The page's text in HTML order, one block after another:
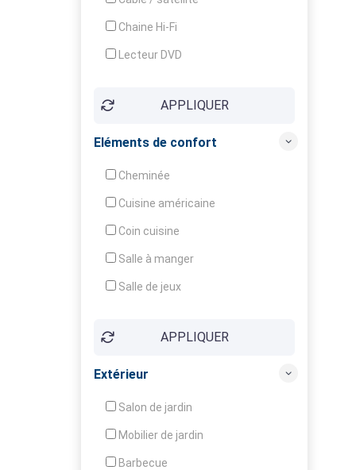
Chaine Hi-Fi
Lecteur DVD
APPLIQUER
Eléments de confort
Cheminée
Cuisine américaine
Coin cuisine
Salle à manger
Salle de jeux
Balcon / Terrasse
APPLIQUER
Extérieur
Salon de jardin
Mobilier de jardin
Barbecue